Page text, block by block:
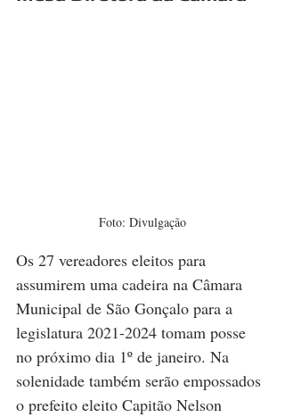
Foto: Divulgação
Os 27 vereadores eleitos para
assumirem uma cadeira na Câmara
Municipal de São Gonçalo para a
legislatura 2021-2024 tomam posse
no próximo dia 1º de janeiro. Na
solenidade também serão empossados
o prefeito eleito Capitão Nelson